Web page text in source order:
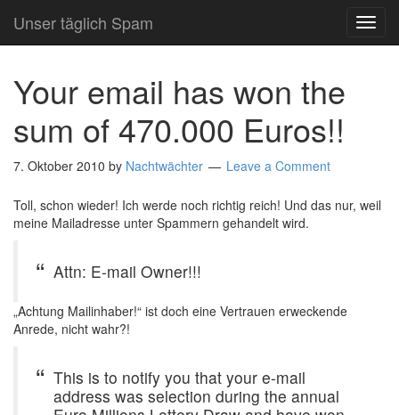
Unser täglich Spam
Your email has won the
sum of 470.000 Euros!!
7. Oktober 2010 by Nachtwächter Leave a Comment
Toll, schon wieder! Ich werde noch richtig reich! Und das nur, weil
meine Mailadresse unter Spammern gehandelt wird.
Attn: E-mail Owner!!!
„Achtung Mailinhaber!“ ist doch eine Vertrauen erweckende
Anrede, nicht wahr?!
This is to notify you that your e-mail
address was selection during the annual